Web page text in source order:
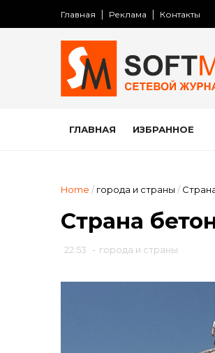
Главная Реклама Контакты
ГЛАВНАЯ ИЗБРАННОЕ
Home / города и страны /
Страна
22:53 - города и страны